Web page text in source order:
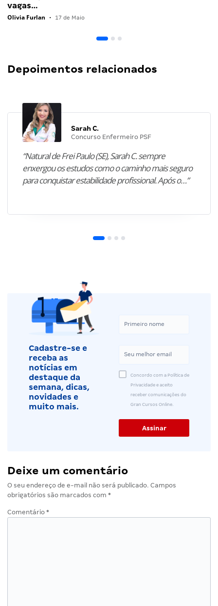
vagas…
Olivia Furlan • 17 de Maio
Depoimentos relacionados
Sarah C.
Concurso Enfermeiro PSF
“Natural de Frei Paulo (SE), Sarah C. sempre
enxergou os estudos como o caminho mais seguro
para conquistar estabilidade profissional. Após o…”
Cadastre-se e
receba as
notícias em
destaque da
semana, dicas,
novidades e
muito mais.
Concordo com a Política de
Privacidade e aceito
receber comunicações do
Gran Cursos Online.
Deixe um comentário
O seu endereço de e-mail não será publicado. Campos
obrigatórios são marcados com *
Comentário *